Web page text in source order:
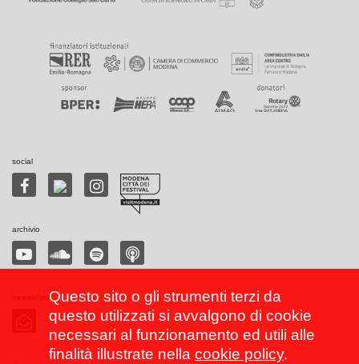
social
archivio
Questo sito o gli strumenti terzi da
questo utilizzati si avvalgono di cookie
necessari al funzionamento ed utili alle
finalità illustrate nella cookie policy.